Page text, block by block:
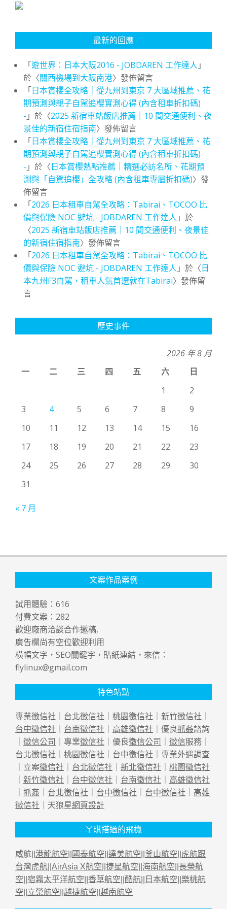
最新的回應
「遊世界：日本大阪2016 - JOBDAREN 工作達人 」
於〈關西機場到大阪南港〉發佈留言
「日本賞櫻全攻略｜從九州到東京 7 大區域推薦、花
期預測與親子自駕追櫻實測心得 (內含租車折扣碼)
- 」於〈2025 新宿車站飯店推薦｜10 間交通便利、夜
景佳的新宿住宿指南〉發佈留言
「日本賞櫻全攻略｜從九州到東京 7 大區域推薦、花
期預測與親子自駕追櫻實測心得 (內含租車折扣碼)
- 」於〈日本賞櫻熱點推薦｜精選必訪名所、花期預
測與「自駕追櫻」全攻略 (內含租車專屬折扣碼)〉發
佈留言
「2026 日本租車自駕全攻略：Tabirai、TOCOO 比
價與保險 NOC 避坑 - JOBDAREN 工作達人 」於
〈2025 新宿車站飯店推薦｜10 間交通便利、夜景佳
的新宿住宿指南〉發佈留言
「2026 日本租車自駕全攻略：Tabirai、TOCOO 比
價與保險 NOC 避坑 - JOBDAREN 工作達人 」於〈日
本九州F3自駕，租車人氣首選就在Tabirai〉發佈留
言
歷史事件
2026 年 8 月
一
二 三 四 五 六
日
1
2
3
4 5 6 7 8
9
10
11 12 13 14 15
16
17
18 19 20 21 22
23
24
25 26 27 28 29
30
31
« 7 月
文案作品案例
試用體驗： 616
付費文案： 282
歡迎廠商洽談合作邀稿,
廣告欄尚有空位歡迎利用
橫幅文字，SEO關鍵字，貼紙連結，來信：
flylinux@gmail.com
特色站點
專業徵信社 ｜ 台北徵信社 ｜ 桃園徵信社 ｜ 新竹徵信社 ｜
台中徵信社 ｜ 台南徵信社 ｜ 高雄徵信社 ｜優良抓姦諮詢
｜ 徵信公司 ｜專業徵信社 ｜優良徵信公司 ｜ 徵信服務｜
台北徵信社 ｜ 桃園徵信社 ｜ 台中徵信社 ｜專業外遇調查
｜立案徵信社 ｜ 台北徵信社 ｜ 新北徵信社 ｜ 桃園徵信社
｜ 新竹徵信社 ｜ 台中徵信社 ｜ 台南徵信社 ｜ 高雄徵信社
｜ 抓姦 ｜ 台北徵信社 ｜ 台中徵信社 ｜ 台中徵信社 ｜ 高雄
徵信社 ｜天狼星網頁設計
ㄚ琪搭過的飛機
威航|| 港龍航空 國泰航空 達美航空 釜山航空
虎航跟
台灣虎航 AirAsia X航空 捷星航空 海南航空 長榮航
空 宿霧太平洋航空 香草航空 酷航 日本航空 樂桃航
空 立榮航空 越捷航空 越南航空